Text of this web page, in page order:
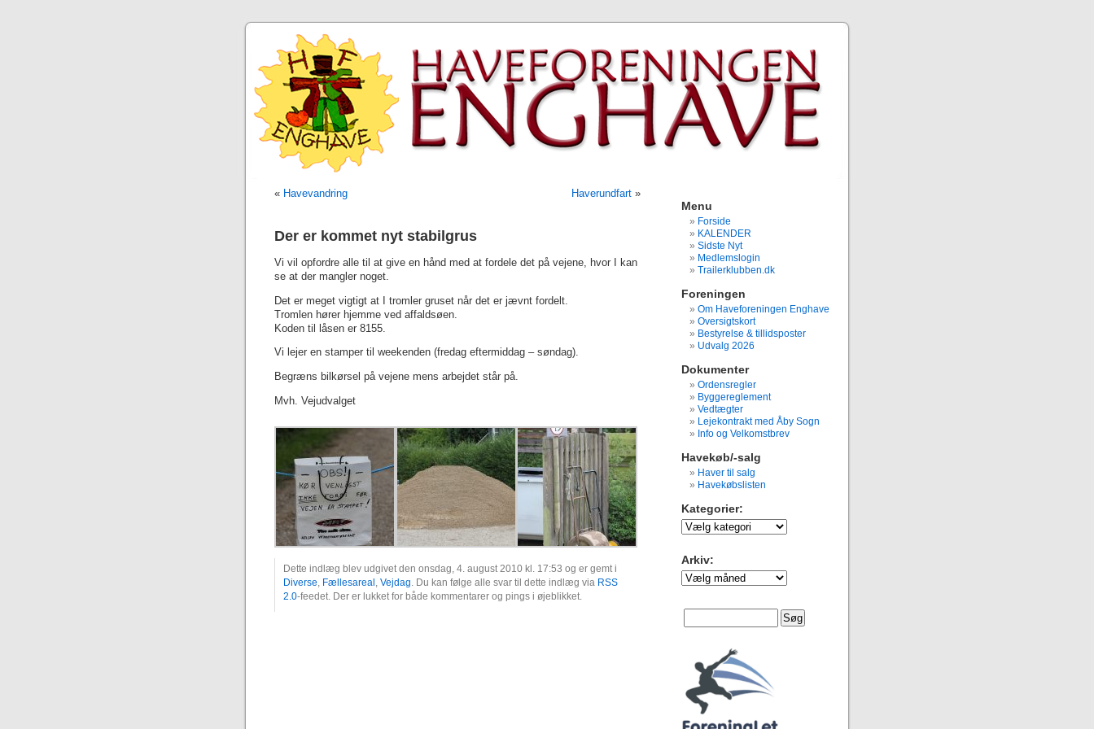
« Havevandring Haverundfart »
Der er kommet nyt stabilgrus
Vi vil opfordre alle til at give en hånd med at fordele det på vejene, hvor I kan
se at der mangler noget.
Det er meget vigtigt at I tromler gruset når det er jævnt fordelt.
Tromlen hører hjemme ved affaldsøen.
Koden til låsen er 8155.
Vi lejer en stamper til weekenden (fredag eftermiddag – søndag).
Begræns bilkørsel på vejene mens arbejdet står på.
Mvh. Vejudvalget
Dette indlæg blev udgivet den onsdag, 4. august 2010 kl. 17:53 og er gemt i
Diverse
Fællesareal Vejdag . Du kan følge alle svar til dette indlæg via RSS
2.0-feedet. Der er lukket for både kommentarer og pings i øjeblikket.
Menu
Forside
KALENDER
Sidste Nyt
Medlemslogin
Trailerklubben.dk
Foreningen
Om Haveforeningen Enghave
Oversigtskort
Bestyrelse & tillidsposter
Udvalg 2026
Dokumenter
Ordensregler
Byggereglement
Vedtægter
Lejekontrakt med Åby Sogn
Info og Velkomstbrev
Havekøb/-salg
Haver til salg
Havekøbslisten
Kategorier:
Kategorier:
Arkiv:
Arkiv: